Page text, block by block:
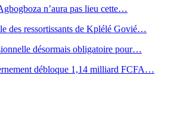
n’aura pas lieu cette…
des ressortissants de Kplélé Govié…
désormais obligatoire pour…
débloque 1,14 milliard FCFA…